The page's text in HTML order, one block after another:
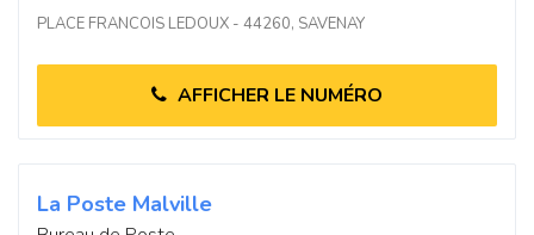
PLACE FRANCOIS LEDOUX - 44260, SAVENAY
AFFICHER LE NUMÉRO
La Poste Malville